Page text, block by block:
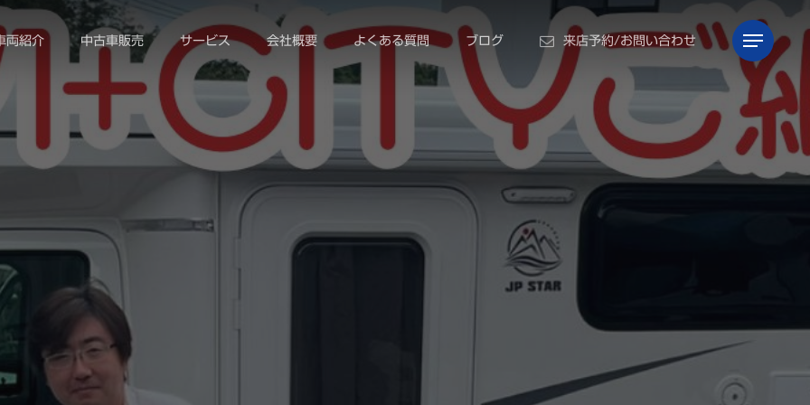
両紹介 中古車販売 サービス 会社概要 よくある質問 ブログ 来店予約/お問い合わせ Menu